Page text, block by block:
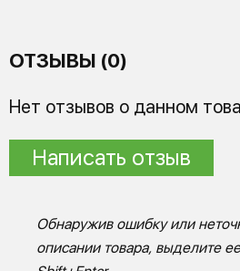
ОТЗЫВЫ (0)
Нет отзывов о данном
Написать отзыв
Обнаружив ошибку или
описании товара, выделите